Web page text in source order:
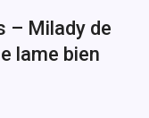
– Milady de
lame bien